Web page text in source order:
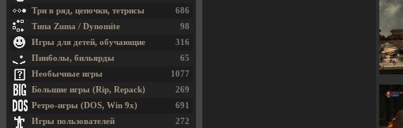
686
Три в ряд, цепочки, тетрисы
98
Типа Zuma / Dynomite
316
Игры для детей, обучающие
65
Пинболы, бильярды
1077
Необычные игры
269
Большие игры (Rip, Repack)
691
Ретро-игры (DOS, Win 9x)
272
Игры пользователей